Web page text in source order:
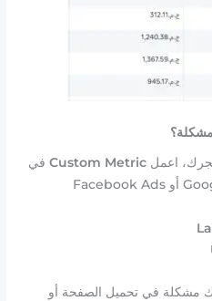
اعملCustom Metric في
أدوات التحليل زي Google Analytics أو Facebook Ads
مشكلة في تحميل الصفحة أو